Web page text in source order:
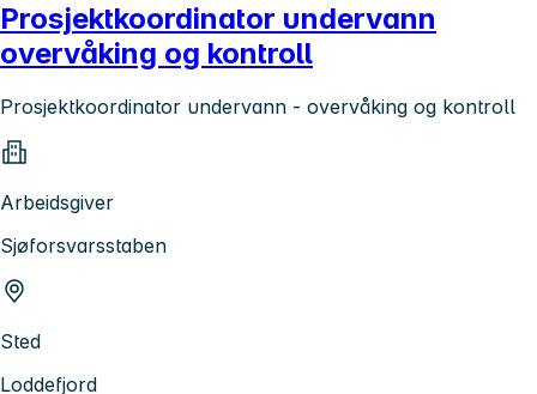
Prosjektkoordinator undervann
overvåking og kontroll
Prosjektkoordinator undervann - overvåking og kontroll
Arbeidsgiver
Sjøforsvarsstaben
Sted
Loddefjord